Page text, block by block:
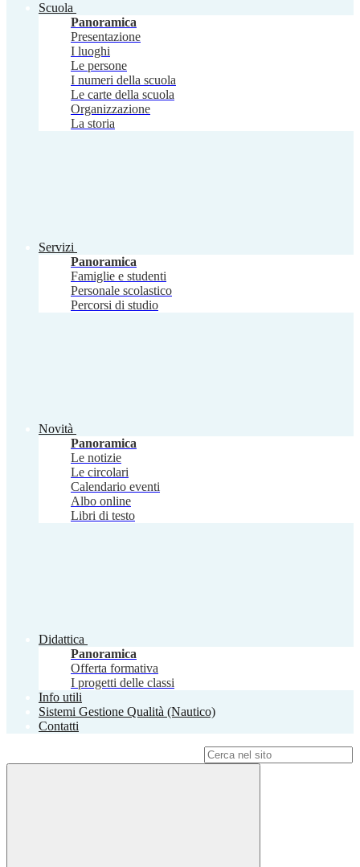
Scuola
Panoramica
Presentazione
I luoghi
Le persone
I numeri della scuola
Le carte della scuola
Organizzazione
La storia
Servizi
Panoramica
Famiglie e studenti
Personale scolastico
Percorsi di studio
Novità
Panoramica
Le notizie
Le circolari
Calendario eventi
Albo online
Libri di testo
Didattica
Panoramica
Offerta formativa
I progetti delle classi
Info utili
Sistemi Gestione Qualità (Nautico)
Contatti